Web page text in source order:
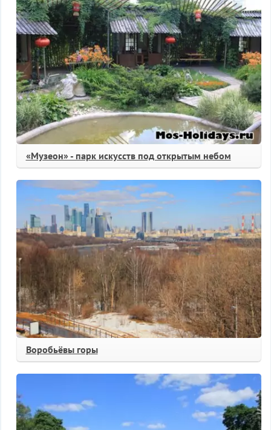
«Музеон» - парк искусств под открытым небом
Воробьёвы горы